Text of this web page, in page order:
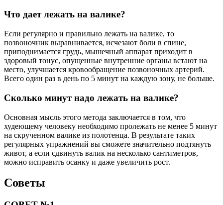
Что дает лежать на валике?
Если регулярно и правильно лежать на валике, то
позвоночник выравнивается, исчезают боли в спине,
приподнимается грудь, мышечный аппарат приходит в
здоровый тонус, опущенные внутренние органы встают на
место, улучшается кровообращение позвоночных артерий.
Всего один раз в день по 5 минут на каждую зону, не больше.
Сколько минут надо лежать на валике?
Основная мысль этого метода заключается в том, что
худеющему человеку необходимо пролежать не менее 5 минут
на скрученном валике из полотенца. В результате таких
регулярных упражнений вы сможете значительно подтянуть
живот, а если сдвинуть валик на несколько сантиметров,
можно исправить осанку и даже увеличить рост.
Советы